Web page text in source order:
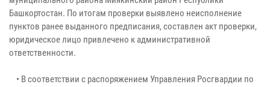
Башкортостан. По итогам проверки выявлено неисполнение
пунктов ранее выданного предписания, составлен акт проверки,
юридическое лицо привлечено к административной
ответственности.
• В соответствии с распоряжением Управления Росгвардии по